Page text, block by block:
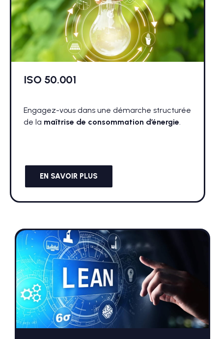
ISO 50.001
Engagez-vous dans une démarche structurée
de la maîtrise de consommation d’énergie.
EN SAVOIR PLUS